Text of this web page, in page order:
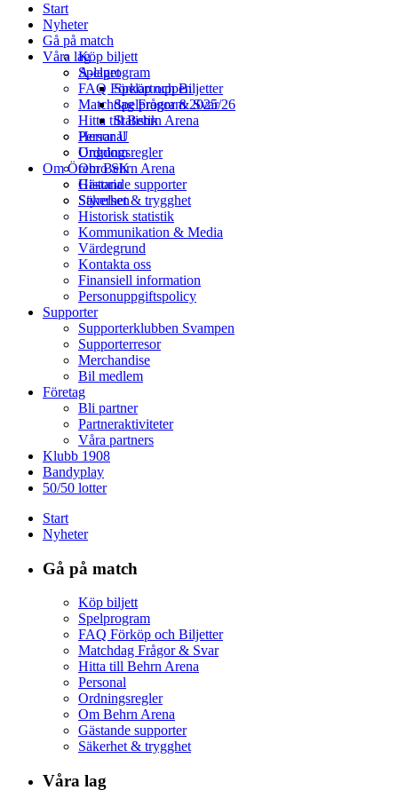
Start
Nyheter
Gå på match
Köp biljett
Spelprogram
FAQ Förköp och Biljetter
Matchdag Frågor & Svar
Hitta till Behrn Arena
Personal
Ordningsregler
Om Behrn Arena
Gästande supporter
Säkerhet & trygghet
Våra lag
A-laget
Spelartruppen
Spelprogram 2025/26
Statistik
Herrar U
Ungdom
Om Örebro SK
Historia
Styrelsen
Historisk statistik
Kommunikation & Media
Värdegrund
Kontakta oss
Finansiell information
Personuppgiftspolicy
Supporter
Supporterklubben Svampen
Supporterresor
Merchandise
Bil medlem
Företag
Bli partner
Partneraktiviteter
Våra partners
Klubb 1908
Bandyplay
50/50 lotter
Start
Nyheter
Gå på match
Köp biljett
Spelprogram
FAQ Förköp och Biljetter
Matchdag Frågor & Svar
Hitta till Behrn Arena
Personal
Ordningsregler
Om Behrn Arena
Gästande supporter
Säkerhet & trygghet
Våra lag